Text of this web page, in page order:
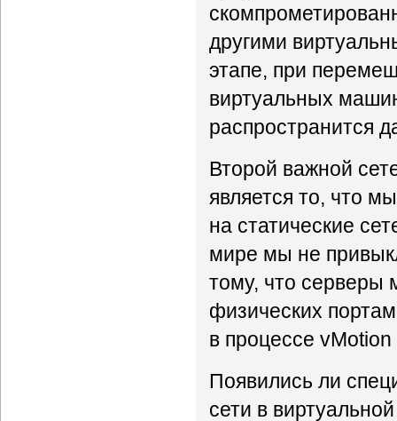
другими
этапе, при
виртуальных
распространится
Второй важной
является то, что
на статические
мире мы не
тому, что серверы
физических
в процессе
Появились ли
сети в